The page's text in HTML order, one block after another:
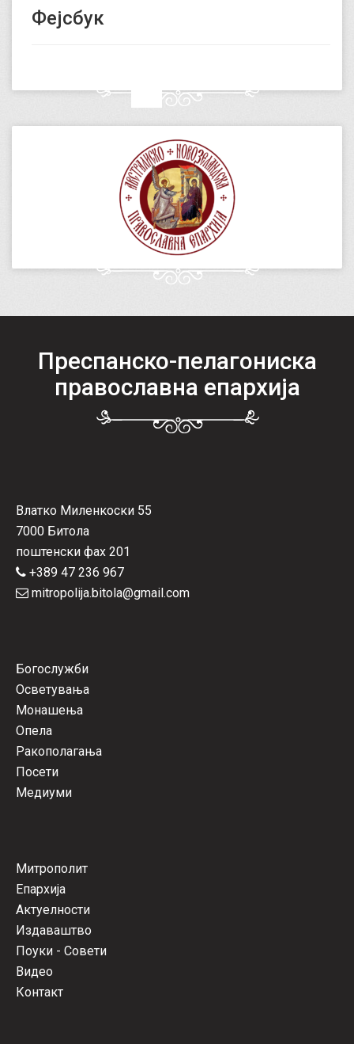
Фејсбук
Преспанско-пелагониска
православна епархија
Влатко Миленкоски 55
7000 Битола
поштенски фах 201
+389 47 236 967
mitropolija.bitola@gmail.com
Богослужби
Осветувања
Монашења
Опела
Ракополагања
Посети
Медиуми
Митрополит
Епархија
Актуелности
Издаваштво
Поуки - Совети
Видео
Контакт